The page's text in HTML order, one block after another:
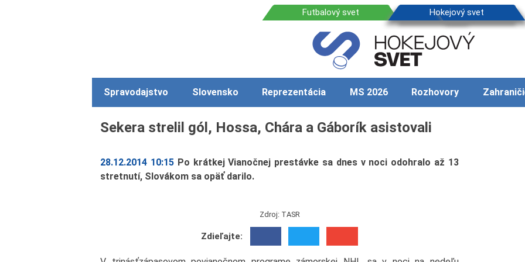
Spravodajstvo Slovensko Reprezentácia MS 2026 Rozhovory
Sekera strelil gól, Hossa, Chára a Gáborík asistovali
28.12.2014 10:15 Po krátkej Vianočnej prestávke sa dnes v noci odohralo až 13
stretnutí, Slovákom sa opäť darilo.
Zdroj: TASR
Zdieľajte: